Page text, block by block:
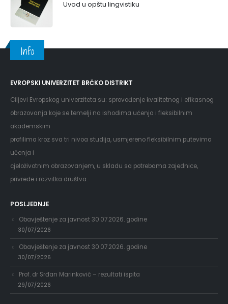
Uvod u opštu lingvistiku
Info
EVROPSKI UNIVERZITET BRČKO DISTRIKT
Ciljevi Evropskog univerziteta su: sprovođenje kvalitetnog i efikasnog
obrazovanja koje se temelji na ishodima učenja i fleksibilnim
akademskim
profilima kroz sva tri nivoa studija, usmjereno fleksibilnim putevima
učenja i
cjeloživotnim obrazovanjem, u skladu sa potrebama zajednice,
privrede i razvitka društva.
POSLJEDNJE
Obavještenje za javnost 30.07.2026. godine
30/07/2026
Obavještenje za javnost 30.07.2026. godine
30/07/2026
Prof. dr Srđan Marinković – rezultati ispita
29/07/2026